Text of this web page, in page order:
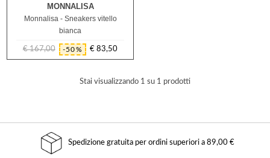
33
MONNALISA
Monnalisa - Sneakers vitello
bianca
Prezzo
€ 167,00 -50%
Prezzo
€ 83,50
Stai visualizzando 1 su 1 prodotti
Spedizione gratuita per ordini superiori a 89,00 €